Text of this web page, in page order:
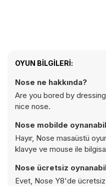
OYUN BILGILERI:
Nose ne hakkında?
Are you bored by
nice nose.
Nose mobilde
Hayır, Nose masaüstü
klavye ve mouse ile
Nose ücretsiz
Evet, Nose Y8'de